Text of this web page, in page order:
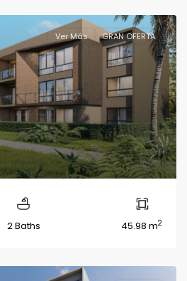
Ver Más GRAN OFERTA
2 Baths 45.98 m2